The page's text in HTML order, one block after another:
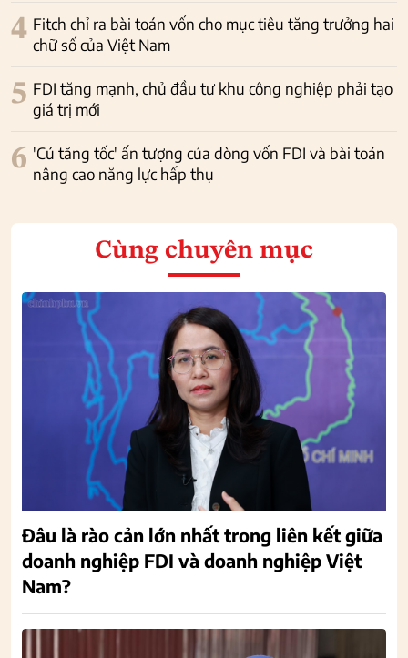
4 Fitch chỉ ra bài toán vốn cho mục tiêu tăng trưởng hai
chữ số của Việt Nam
5 FDI tăng mạnh, chủ đầu tư khu công nghiệp phải tạo
giá trị mới
6 'Cú tăng tốc' ấn tượng của dòng vốn FDI và bài toán
nâng cao năng lực hấp thụ
Cùng chuyên mục
Đâu là rào cản lớn nhất trong liên kết giữa
doanh nghiệp FDI và doanh nghiệp Việt
Nam?